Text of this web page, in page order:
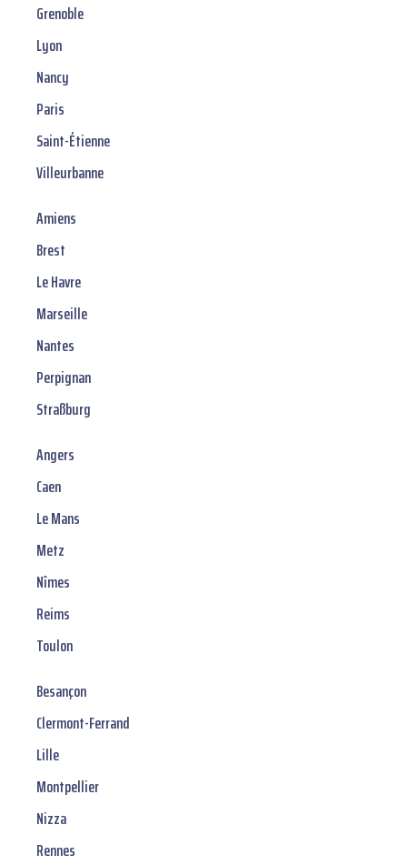
Grenoble
Lyon
Nancy
Paris
Saint-Étienne
Villeurbanne
Amiens
Brest
Le Havre
Marseille
Nantes
Perpignan
Straßburg
Angers
Caen
Le Mans
Metz
Nîmes
Reims
Toulon
Besançon
Clermont-Ferrand
Lille
Montpellier
Nizza
Rennes